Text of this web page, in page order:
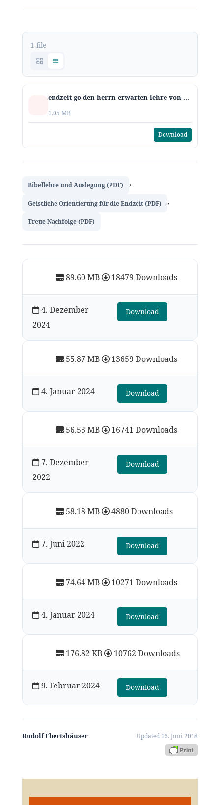
1 file
endzeit-go-den-herrn-erwarten-lehre-von-der-entrueckung-kn.pdf
1.05 MB
Download
Bibellehre und Auslegung (PDF) ,
Geistliche Orientierung für die Endzeit (PDF) ,
Treue Nachfolge (PDF)
89.60 MB 18479 Downloads
4. Dezember
2024
Download
176.82 KB 10762 Downloads
9. Februar 2024 Download
74.64 MB 10271 Downloads
4. Januar 2024 Download
55.87 MB 13659 Downloads
4. Januar 2024 Download
56.53 MB 16741 Downloads
7. Dezember
2022
Download
58.18 MB 4880 Downloads
7. Juni 2022 Download
Rudolf Ebertshäuser Updated 16. Juni 2018